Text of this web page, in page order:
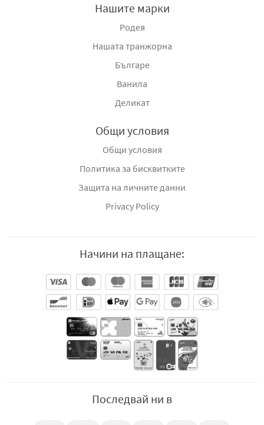
Нашите марки
Родея
Нашата транжорна
Българе
Ванила
Деликат
Общи условия
Общи условия
Политика за бисквитките
Защита на личните данни
Privacy Policy
Начини на плащане:
Последвай ни в